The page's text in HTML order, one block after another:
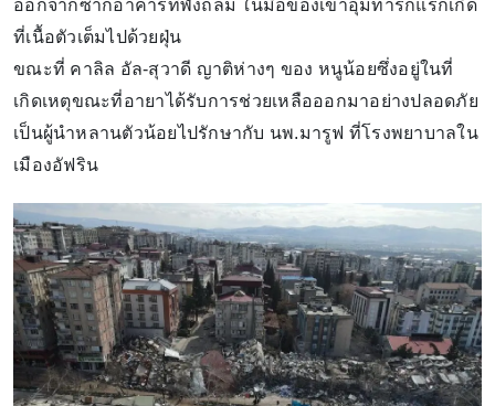
ออกจากซากอาคารที่พังถล่ม ในมือของเขาอุ้มทารกแรกเกิด
ที่เนื้อตัวเต็มไปด้วยฝุ่น
ขณะที่ คาลิล อัล-สุวาดี ญาติห่างๆ ของ หนูน้อยซึ่งอยู่ในที่
เกิดเหตุขณะที่อายาได้รับการช่วยเหลือออกมาอย่างปลอดภัย
เป็นผู้นำหลานตัวน้อยไปรักษากับ นพ.มารูฟ ที่โรงพยาบาลใน
เมืองอัฟริน